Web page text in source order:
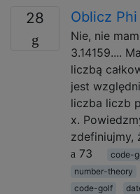
28 Oblicz
Nie, nie
3.14159....
liczbą
jest
liczba liczb
x.
zdefiniujmy,
73
code-
number-theory
code-golf